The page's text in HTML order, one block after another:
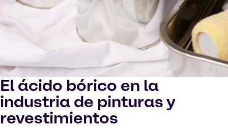
El ácido bórico en la
industria de pinturas y
revestimientos